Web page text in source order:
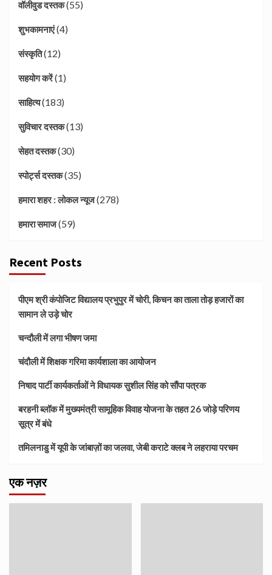
वॉलीवुड दस्तक(55)
शुभकामनाएं(4)
संस्कृति(12)
सहयोग करें(1)
साहित्य(183)
सुविचार दस्तक(13)
सेहत दस्तक(30)
स्पोर्ट्स दस्तक(35)
हमारा शहर : लोकल न्यूज(278)
हमारा समाज(59)
Recent Posts
पीएम श्री कंपोजिट विद्यालय प्रभुपुर में चोरी, किचन का ताला तोड़ हजारों का
सामान ले उड़े चोर
चन्दौली में लगा भीषण जमा
चंदौली में शिक्षक गरिमा कार्यशाला का आयोजन
निषाद पार्टी कार्यकर्ताओं ने विधायक सुशील सिंह को सौंपा पत्रक
बरहनी ब्लॉक में मुख्यमंत्री सामूहिक विवाह योजना के तहत 26 जोड़े परिणय
सूत्र में बंधे
तमिलनाडु में यूपी के जांबाज़ों का जलवा, जेबी कराटे क्लब ने लहराया परचम
एक नज़र